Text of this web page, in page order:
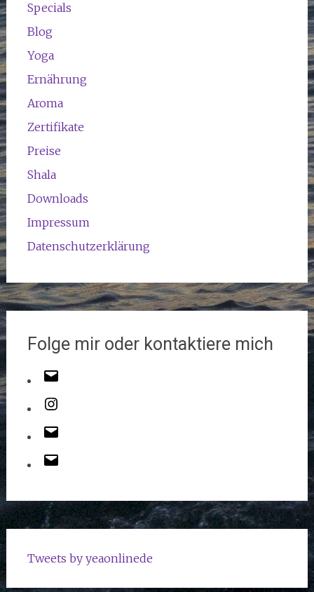
Specials
Blog
Yoga
Ernährung
Aroma
Zertifikate
Preise
Shala
Downloads
Impressum
Datenschutzerklärung
Folge mir oder kontaktiere mich
Tweets by yeaonlinede